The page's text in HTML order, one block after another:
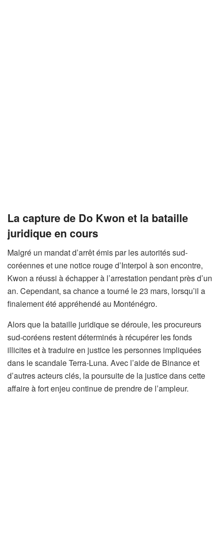
La capture de Do Kwon et la bataille
juridique en cours
Malgré un mandat d’arrêt émis par les autorités sud-
coréennes et une notice rouge d’Interpol à son encontre,
Kwon a réussi à échapper à l’arrestation pendant près d’un
an. Cependant, sa chance a tourné le 23 mars, lorsqu’il a
finalement été appréhendé au Monténégro.
Alors que la bataille juridique se déroule, les procureurs
sud-coréens restent déterminés à récupérer les fonds
illicites et à traduire en justice les personnes impliquées
dans le scandale Terra-Luna. Avec l’aide de Binance et
d’autres acteurs clés, la poursuite de la justice dans cette
affaire à fort enjeu continue de prendre de l’ampleur.